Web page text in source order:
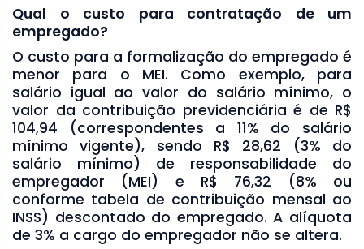
Qual o custo para contratação de um
empregado?
O custo para a formalização do empregado é
menor para o MEI. Como exemplo, para
salário igual ao valor do salário mínimo, o
valor da contribuição previdenciária é de R$
104,94 (correspondentes a 11% do salário
mínimo vigente), sendo R$ 28,62 (3% do
salário mínimo) de responsabilidade do
empregador (MEI) e R$ 76,32 (8% ou
conforme tabela de contribuição mensal ao
INSS) descontado do empregado. A alíquota
de 3% a cargo do empregador não se altera.